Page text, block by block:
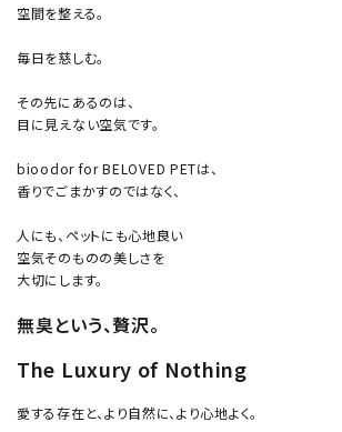
空間を整える。
毎日を慈しむ。
その先にあるのは、
目に見えない空気です。
bioodor for BELOVED PETは、
香りでごまかすのではなく、
人にも、ペットにも心地良い
空気そのものの美しさを
大切にします。
無臭という、贅沢。
The Luxury of Nothing
愛する存在と、より自然に、より心地よく。